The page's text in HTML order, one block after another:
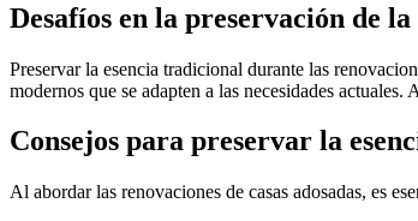
Desafíos en la preservación de
Preservar la esencia tradicional durante las
modernos que se adapten a las necesidades
Consejos para preservar la
Al abordar las renovaciones de casas adosadas, es